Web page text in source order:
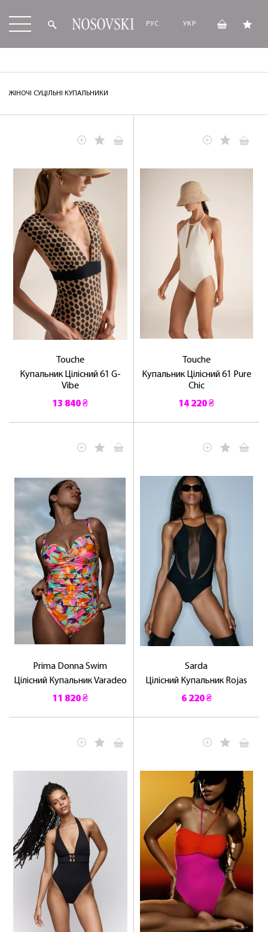
РУС УКР
ЖІНОЧІ СУЦІЛЬНІ КУПАЛЬНИКИ
Touche
Купальник Цілісний 61 G-
Vibe
13 840 ₴
Touche
Купальник Цілісний 61 Pure
Chic
14 220 ₴
Prima Donna Swim
Цілісний Купальник Varadeo
11 820 ₴
Sarda
Цілісний Купальник Rojas
6 220 ₴